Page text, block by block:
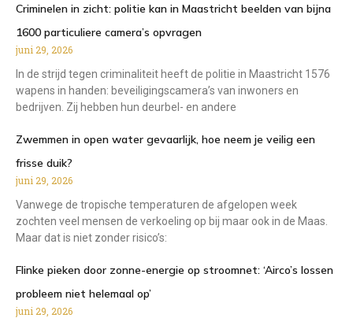
Criminelen in zicht: politie kan in Maastricht beelden van bijna
1600 particuliere camera’s opvragen
juni 29, 2026
In de strijd tegen criminaliteit heeft de politie in Maastricht 1576
wapens in handen: beveiligingscamera’s van inwoners en
bedrijven. Zij hebben hun deurbel- en andere
Zwemmen in open water gevaarlijk, hoe neem je veilig een
frisse duik?
juni 29, 2026
Vanwege de tropische temperaturen de afgelopen week
zochten veel mensen de verkoeling op bij maar ook in de Maas.
Maar dat is niet zonder risico’s:
Flinke pieken door zonne-energie op stroomnet: ‘Airco’s lossen
probleem niet helemaal op’
juni 29, 2026